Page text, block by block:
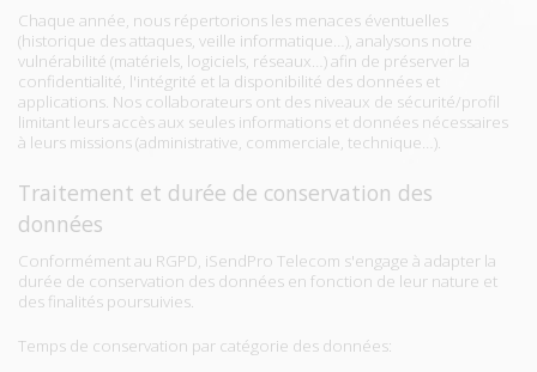
Chaque année, nous répertorions les menaces éventuelles
(historique des attaques, veille informatique…), analysons notre
vulnérabilité (matériels, logiciels, réseaux…) afin de préserver la
confidentialité, l'intégrité et la disponibilité des données et
applications. Nos collaborateurs ont des niveaux de sécurité/profil
limitant leurs accès aux seules informations et données nécessaires
à leurs missions (administrative, commerciale, technique…).
Traitement et durée de conservation des
données
Conformément au RGPD, iSendPro Telecom s'engage à adapter la
durée de conservation des données en fonction de leur nature et
des finalités poursuivies.
Temps de conservation par catégorie des données: